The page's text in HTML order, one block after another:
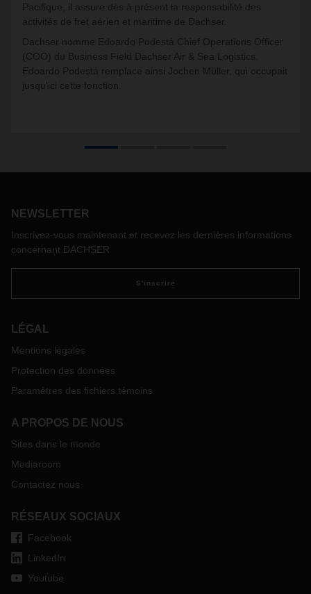
Pacifique, il assure dès à présent la responsabilité des
activités de fret aérien et maritime de Dachser.
Dachser nomme Edoardo Podestá Chief Operations Officer
(COO) du Business Field Dachser Air & Sea Logistics.
Edoardo Podestá remplace ainsi Jochen Müller, qui occupait
jusqu'ici cette fonction.
NEWSLETTER
Inscrivez-vous maintenant et recevez les dernières informations
concernant DACHSER
S'inscrire
LÉGAL
Mentions légales
Protection des données
Paramètres des fichiers témoins
A PROPOS DE NOUS
Sites dans le monde
Mediaroom
Contactez nous
RÉSEAUX SOCIAUX
Facebook
LinkedIn
Youtube